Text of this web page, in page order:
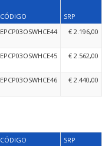
CÓDIGO
SRP
EPCP03OSWHCE44 € 2.196,00
EPCP03OSWHCE45 € 2.562,00
EPCP03OSWHCE46 € 2.440,00
CÓDIGO
SRP